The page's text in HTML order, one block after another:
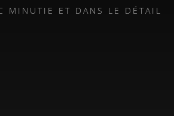
MINUTIE ET DANS LE DÉTAIL